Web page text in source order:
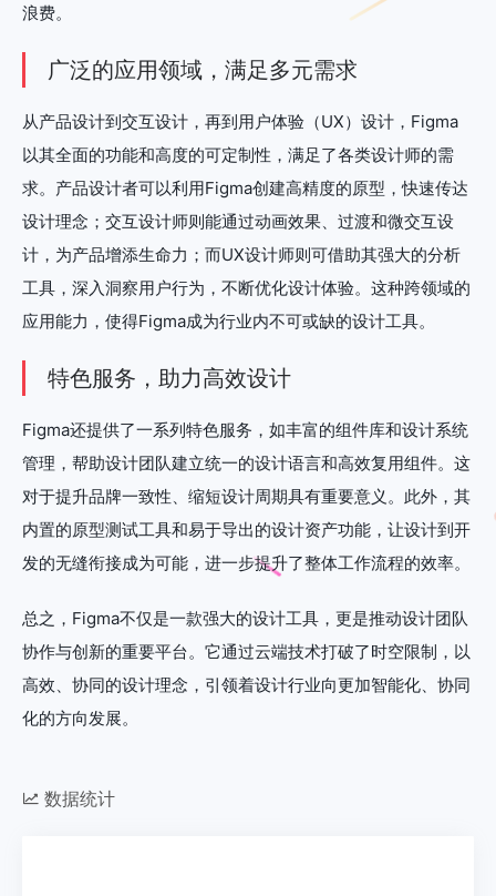
浪费。
广泛的应用领域，满足多元需求
从产品设计到交互设计，再到用户体验（UX）设计，Figma
以其全面的功能和高度的可定制性，满足了各类设计师的需
求。产品设计者可以利用Figma创建高精度的原型，快速传达
设计理念；交互设计师则能通过动画效果、过渡和微交互设
计，为产品增添生命力；而UX设计师则可借助其强大的分析
工具，深入洞察用户行为，不断优化设计体验。这种跨领域的
应用能力，使得Figma成为行业内不可或缺的设计工具。
特色服务，助力高效设计
Figma还提供了一系列特色服务，如丰富的组件库和设计系统
管理，帮助设计团队建立统一的设计语言和高效复用组件。这
对于提升品牌一致性、缩短设计周期具有重要意义。此外，其
内置的原型测试工具和易于导出的设计资产功能，让设计到开
发的无缝衔接成为可能，进一步提升了整体工作流程的效率。
总之，Figma不仅是一款强大的设计工具，更是推动设计团队
协作与创新的重要平台。它通过云端技术打破了时空限制，以
高效、协同的设计理念，引领着设计行业向更加智能化、协同
化的方向发展。
数据统计